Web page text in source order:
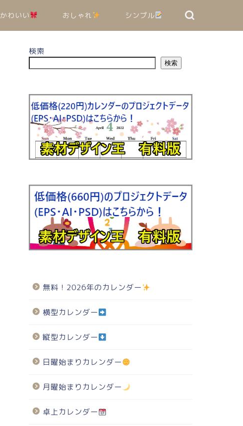
かわいい おしゃれ シンプル
検索
検索
無料！2026年のカレンダー
横型カレンダー
縦型カレンダー
日曜始まりカレンダー
月曜始まりカレンダー
卓上カレンダー